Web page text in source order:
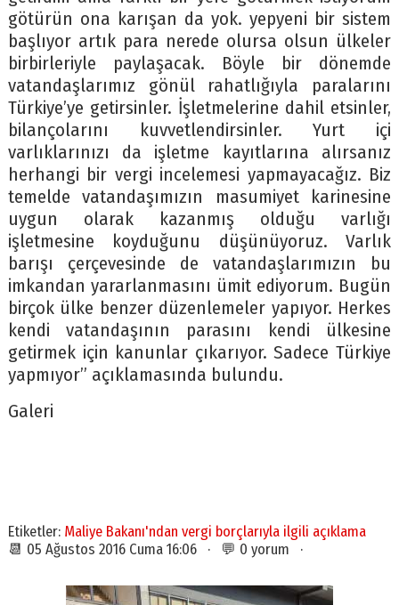
götürün ona karışan da yok. yepyeni bir sistem
başlıyor artık para nerede olursa olsun ülkeler
birbirleriyle paylaşacak. Böyle bir dönemde
vatandaşlarımız gönül rahatlığıyla paralarını
Türkiye’ye getirsinler. İşletmelerine dahil etsinler,
bilançolarını kuvvetlendirsinler. Yurt içi
varlıklarınızı da işletme kayıtlarına alırsanız
herhangi bir vergi incelemesi yapmayacağız. Biz
temelde vatandaşımızın masumiyet karinesine
uygun olarak kazanmış olduğu varlığı
işletmesine koyduğunu düşünüyoruz. Varlık
barışı çerçevesinde de vatandaşlarımızın bu
imkandan yararlanmasını ümit ediyorum. Bugün
birçok ülke benzer düzenlemeler yapıyor. Herkes
kendi vatandaşının parasını kendi ülkesine
getirmek için kanunlar çıkarıyor. Sadece Türkiye
yapmıyor” açıklamasında bulundu.
Galeri
Etiketler: Maliye Bakanı'ndan vergi borçlarıyla ilgili açıklama
📆 05 Ağustos 2016 Cuma 16:06 · 💬 0 yorum ·